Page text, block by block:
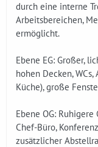
durch eine interne
Arbeitsbereichen,
ermöglicht.
Ebene EG: Großer,
hohen Decken,
Küche), große
Ebene OG:
Chef-Büro,
zusätzlicher